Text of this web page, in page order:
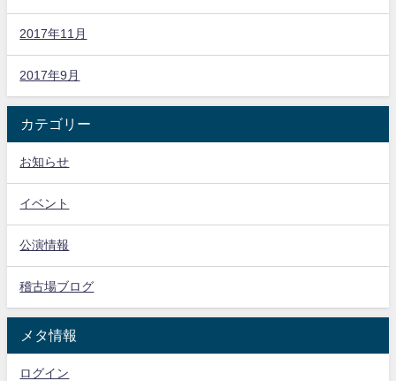
2017年11月
2017年9月
カテゴリー
お知らせ
イベント
公演情報
稽古場ブログ
メタ情報
ログイン